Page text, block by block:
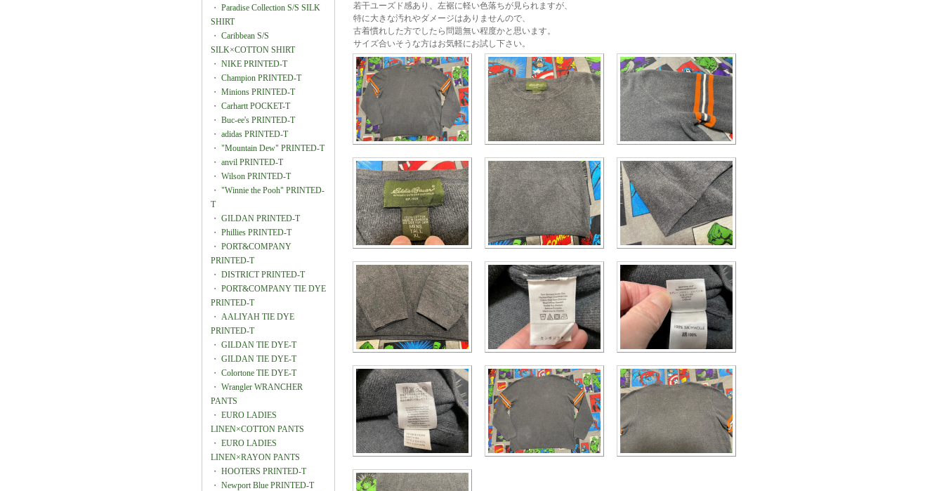
・ Paradise Collection S/S SILK
SHIRT
・ Caribbean S/S
SILK×COTTON SHIRT
・ NIKE PRINTED-T
・ Champion PRINTED-T
・ Minions PRINTED-T
・ Carhartt POCKET-T
・ Buc-ee's PRINTED-T
・ adidas PRINTED-T
・ "Mountain Dew" PRINTED-T
・ anvil PRINTED-T
・ Wilson PRINTED-T
・ "Winnie the Pooh" PRINTED-
T
・ GILDAN PRINTED-T
・ Phillies PRINTED-T
・ PORT&COMPANY
PRINTED-T
・ DISTRICT PRINTED-T
・ PORT&COMPANY TIE DYE
PRINTED-T
・ AALIYAH TIE DYE
PRINTED-T
・ GILDAN TIE DYE-T
・ GILDAN TIE DYE-T
・ Colortone TIE DYE-T
・ Wrangler WRANCHER
PANTS
・ EURO LADIES
LINEN×COTTON PANTS
・ EURO LADIES
LINEN×RAYON PANTS
・ HOOTERS PRINTED-T
・ Newport Blue PRINTED-T
若干ユーズド感あり、左裾に軽い色落ちが見られますが、
特に大きな汚れやダメージはありませんので、
古着慣れした方でしたら問題無い程度かと思います。
サイズ合いそうな方はお気軽にお試し下さい。